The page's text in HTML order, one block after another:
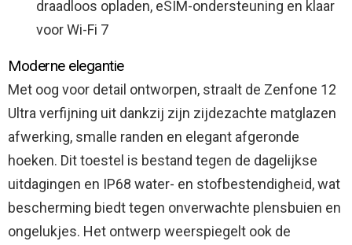
draadloos opladen, eSIM-ondersteuning en klaar
voor Wi-Fi 7
Moderne elegantie
Met oog voor detail ontworpen, straalt de Zenfone 12
Ultra verfijning uit dankzij zijn zijdezachte matglazen
afwerking, smalle randen en elegant afgeronde
hoeken. Dit toestel is bestand tegen de dagelijkse
uitdagingen en IP68 water- en stofbestendigheid, wat
bescherming biedt tegen onverwachte plensbuien en
ongelukjes. Het ontwerp weerspiegelt ook de